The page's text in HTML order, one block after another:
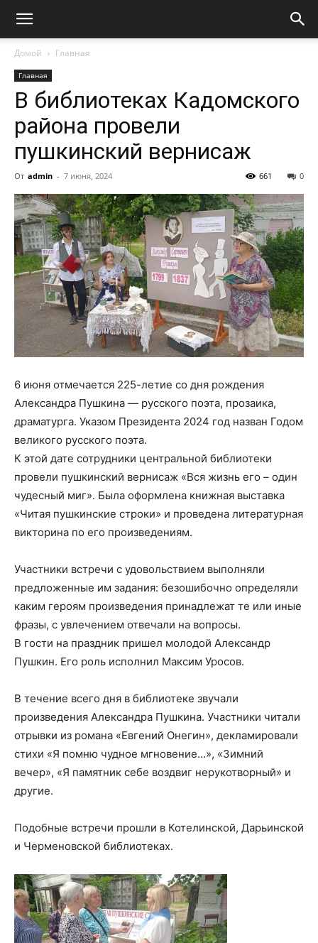
Домой Главная
Главная
В библиотеках Кадомского
района провели
пушкинский вернисаж
От admin - 7 июня, 2024 0
661
6 июня отмечается 225-летие со дня рождения
Александра Пушкина — русского поэта, прозаика,
драматурга. Указом Президента 2024 год назван Годом
великого русского поэта.
К этой дате сотрудники центральной библиотеки
провели пушкинский вернисаж «Вся жизнь его – один
чудесный миг». Была оформлена книжная выставка
«Читая пушкинские строки» и проведена литературная
викторина по его произведениям.
Участники встречи с удовольствием выполняли
предложенные им задания: безошибочно определяли
каким героям произведения принадлежат те или иные
фразы, с увлечением отвечали на вопросы.
В гости на праздник пришел молодой Александр
Пушкин. Его роль исполнил Максим Уросов.
В течение всего дня в библиотеке звучали
произведения Александра Пушкина. Участники читали
отрывки из романа «Евгений Онегин», декламировали
стихи «Я помню чудное мгновение…», «Зимний
вечер», «Я памятник себе воздвиг нерукотворный» и
другие.
Подобные встречи прошли в Котелинской, Дарьинской
и Черменовской библиотеках.